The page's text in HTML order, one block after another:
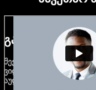
გაიგე, რას
შექმენი გახმოვანება,
ვიდეო, დააკლონირე
აუდიო-ვიდეო